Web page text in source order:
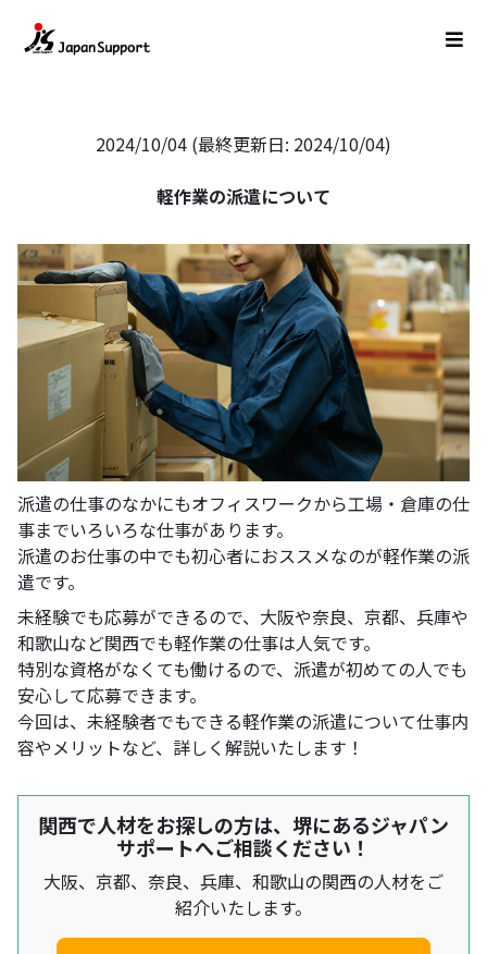
2024/10/04 (最終更新日: 2024/10/04)
軽作業の派遣について
派遣の仕事のなかにもオフィスワークから工場・倉庫の仕
事までいろいろな仕事があります。
派遣のお仕事の中でも初心者におススメなのが軽作業の派
遣です。
未経験でも応募ができるので、大阪や奈良、京都、兵庫や
和歌山など関西でも軽作業の仕事は人気です。
特別な資格がなくても働けるので、派遣が初めての人でも
安心して応募できます。
今回は、未経験者でもできる軽作業の派遣について仕事内
容やメリットなど、詳しく解説いたします！
関西で人材をお探しの方は、堺にあるジャパン
サポートへご相談ください！
大阪、京都、奈良、兵庫、和歌山の関西の人材をご
紹介いたします。